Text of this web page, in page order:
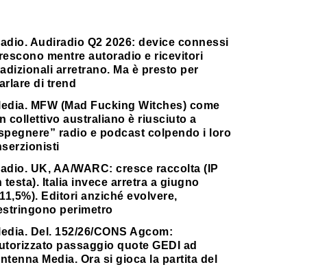
Audiradio Q2 2026: device connessi
mentre autoradio e ricevitori
arretrano. Ma è presto per
di trend
MFW (Mad Fucking Witches) come
collettivo australiano è riusciuto a
radio e podcast colpendo i loro
UK, AA/WARC: cresce raccolta (IP
testa). Italia invece arretra a giugno
Editori anziché evolvere,
perimetro
Del. 152/26/CONS Agcom:
passaggio quote GEDI ad
Media. Ora si gioca la partita del